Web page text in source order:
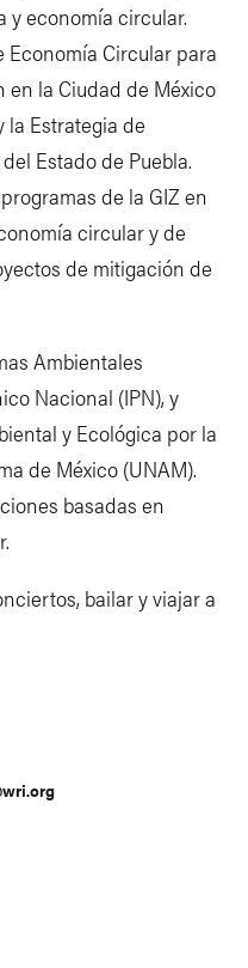
y economía circular.
Economía Circular para
la Ciudad de México
la Estrategia de
Estado de Puebla.
de la GIZ en
circular y de
de mitigación de
Ambientales
Nacional (IPN), y
y Ecológica por la
de México (UNAM).
basadas en
bailar y viajar a